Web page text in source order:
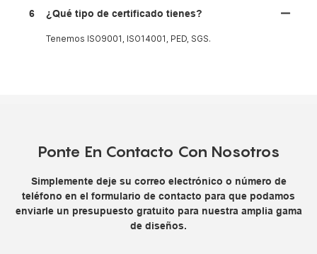
6 ¿Qué tipo de certificado tienes?
Tenemos ISO9001, ISO14001, PED, SGS.
Ponte En Contacto Con Nosotros
Simplemente deje su correo electrónico o número de
teléfono en el formulario de contacto para que podamos
enviarle un presupuesto gratuito para nuestra amplia gama
de diseños.